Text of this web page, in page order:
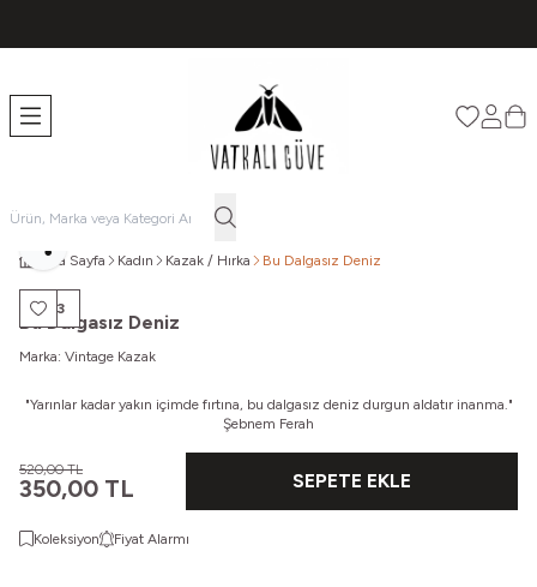
Favorilerim
Ana Sayfa Kadın Kazak / Hırka Bu Dalgasız Deniz
% 33
Favoriye Ekle
Paylaş
Bu Dalgasız Deniz
Marka: Vintage Kazak
"Yarınlar kadar yakın içimde fırtına, bu dalgasız deniz durgun aldatır inanma."
Şebnem Ferah
520,00TL
350,00 TL SEPETE EKLE
Koleksiyon Fiyat Alarmı